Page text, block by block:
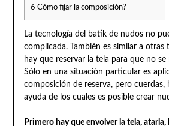
6 Cómo fijar la composición?
La tecnología del batik de nudos no
complicada. También es similar a otras
hay que reservar la tela para que no
Sólo en una situación particular es
composición de reserva, pero cuerdas,
ayuda de los cuales es posible crear
Primero hay que envolver la tela, atarla,